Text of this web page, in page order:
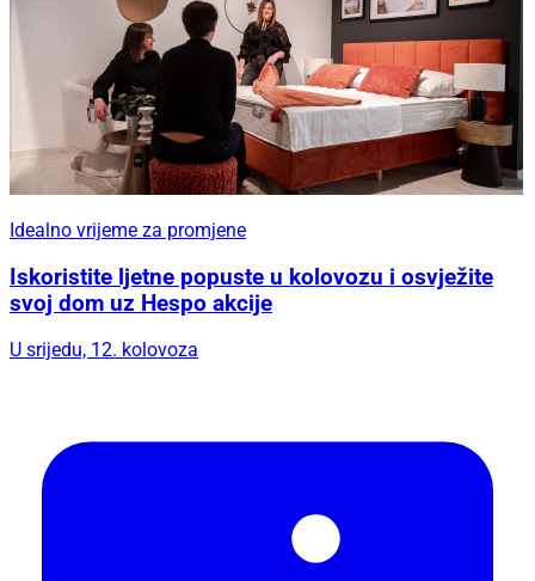
Idealno vrijeme za promjene
Iskoristite ljetne popuste u kolovozu i osvježite
svoj dom uz Hespo akcije
U srijedu, 12. kolovoza